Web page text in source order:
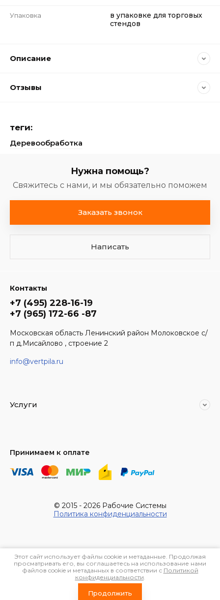
Этот сайт использует файлы cookie и метаданные. Продолжая
просматривать его, вы соглашаетесь на использование нами
файлов cookie и метаданных в соответствии с Политикой
конфиденциальности.
Продолжить
Упаковка
в упаковке для торговых
стендов
Описание
Отзывы
теги:
Деревообработка
Нужна помощь?
Свяжитесь с нами, и мы обязательно поможем
Заказать звонок
Написать
Контакты
+7 (495) 228-16-19
+7 (965) 172-66 -87
Московская область Ленинский район Молоковское с/
п д.Мисайлово , строение 2
info@vertpila.ru
Услуги
Принимаем к оплате
© 2015 - 2026 Рабочие Системы
Политика конфиденциальности
Megagroup.ru